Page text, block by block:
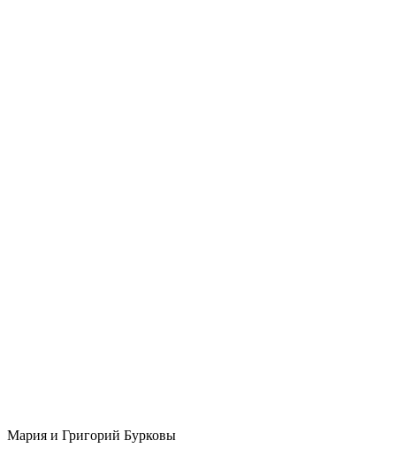
Мария и Григорий Бурковы